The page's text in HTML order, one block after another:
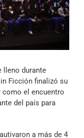
lleno durante
Ficción finalizó su
como el encuentro
del país para
a más de 4